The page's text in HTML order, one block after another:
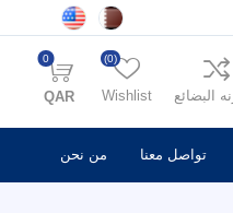
البضائع Wishlist
(0)
0
QAR
تواصل معنا من نحن